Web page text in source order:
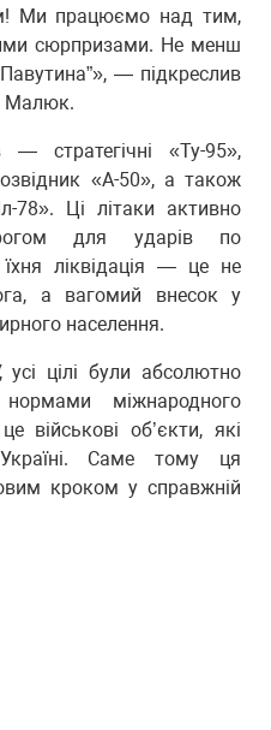
Ми працюємо над тим,
сюрпризами. Не менш
— підкреслив
Малюк.
— стратегічні «Ту-95»,
«А-50», а також
78». Ці літаки активно
для ударів по
ліквідація — це не
а вагомий внесок у
населення.
цілі були абсолютно
міжнародного
військові об’єкти, які
Саме тому ця
кроком у справжній